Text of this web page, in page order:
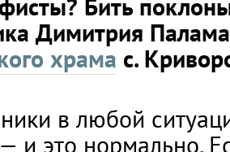
Бить
Димитрия
храма с.
в любой
и это нормально.